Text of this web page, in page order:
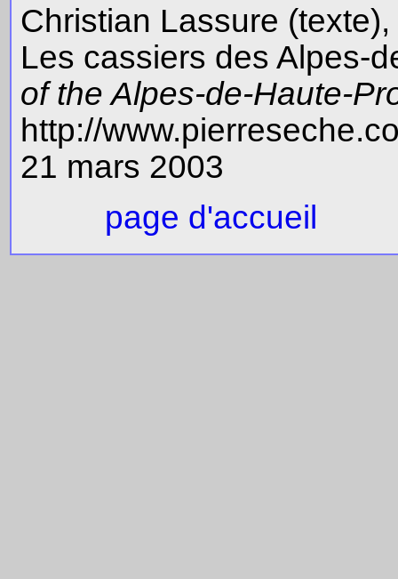
Christian Lassure
Les cassiers des Alpes-
of the Alpes-de-Haute-
http://
21 mars 2003
page d'accueil